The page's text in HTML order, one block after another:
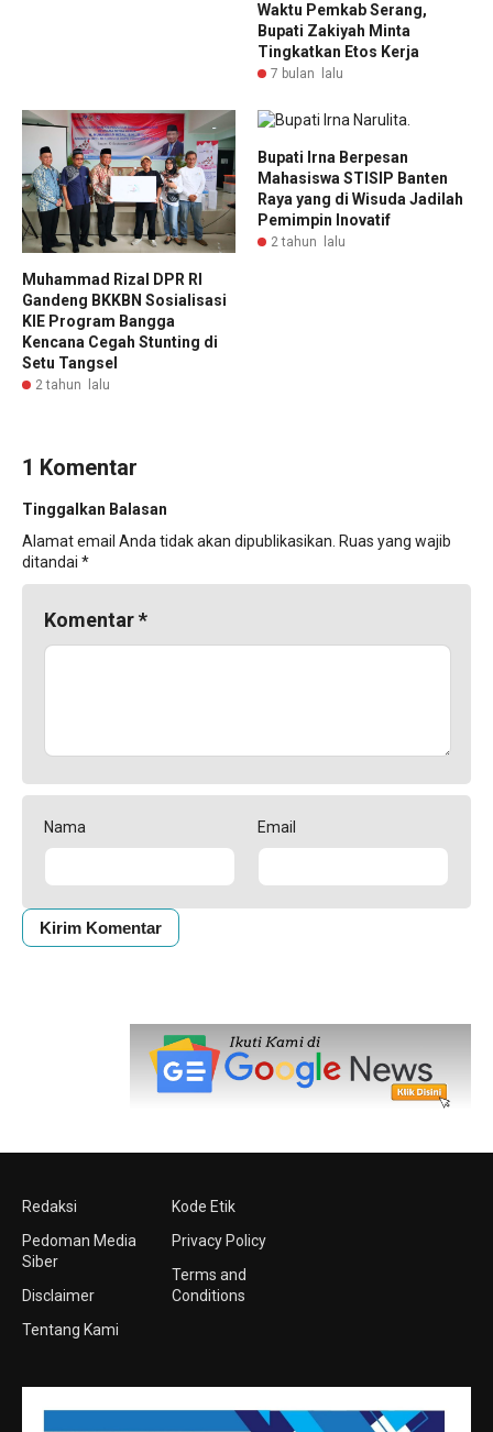
Waktu Pemkab Serang,
Bupati Zakiyah Minta
Tingkatkan Etos Kerja
7 bulan lalu
Muhammad Rizal DPR RI
Gandeng BKKBN Sosialisasi
KIE Program Bangga
Kencana Cegah Stunting di
Setu Tangsel
2 tahun lalu
Bupati Irna Berpesan
Mahasiswa STISIP Banten
Raya yang di Wisuda Jadilah
Pemimpin Inovatif
2 tahun lalu
1 Komentar
Tinggalkan Balasan
Alamat email Anda tidak akan dipublikasikan. Ruas yang wajib
ditandai *
Komentar*
Nama Email
Redaksi
Pedoman Media
Siber
Disclaimer
Tentang Kami
Kode Etik
Privacy Policy
Terms and
Conditions